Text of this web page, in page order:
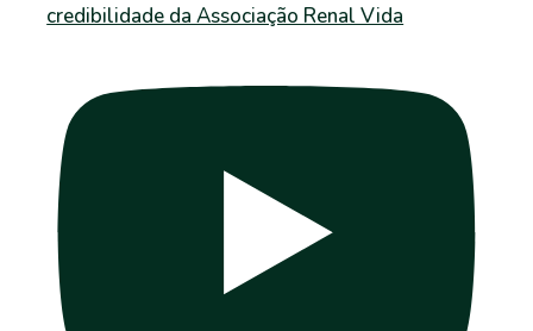
credibilidade da Associação Renal Vida